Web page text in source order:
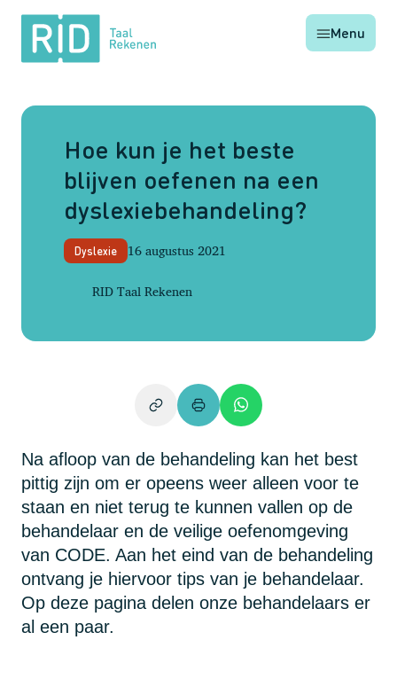
RID
Taal
Rekenen
Menu
Hoe kun je het beste
blijven oefenen na een
dyslexiebehandeling?
Dyslexie
16 augustus 2021
RID Taal Rekenen
Na afloop van de behandeling kan het best
pittig zijn om er opeens weer alleen voor te
staan en niet terug te kunnen vallen op de
behandelaar en de veilige oefenomgeving
van CODE. Aan het eind van de behandeling
ontvang je hiervoor tips van je behandelaar.
Op deze pagina delen onze behandelaars er
al een paar.